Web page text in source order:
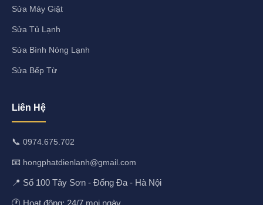
Sửa Máy Giặt
Sửa Tủ Lạnh
Sửa Bình Nóng Lạnh
Sửa Bếp Từ
Liên Hệ
📞 0974.675.702
📧 hongphatdienlanh@gmail.com
📍 Số 100 Tây Sơn - Đống Đa - Hà Nội
🕐 Hoạt động: 24/7 mọi ngày